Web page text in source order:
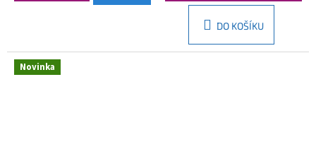
DO KOŠÍKU
Novinka